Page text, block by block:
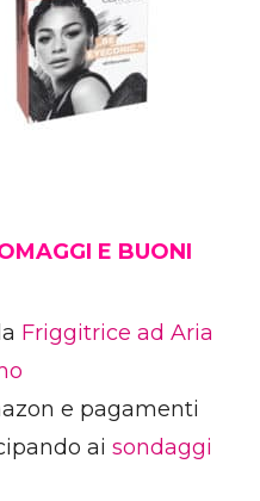
E BUONI
Friggitrice ad Aria
e pagamenti
ai sondaggi